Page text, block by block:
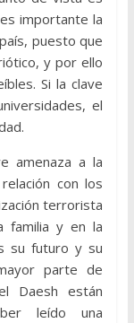
importante la
puesto que
y por ello
Si la clave
el
amenaza a la
con los
terrorista
familia y en la
su futuro y su
parte de
Daesh están
leído una